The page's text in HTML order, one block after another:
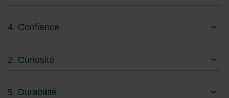
4. Confiance
2. Curiosité
5. Durabilité